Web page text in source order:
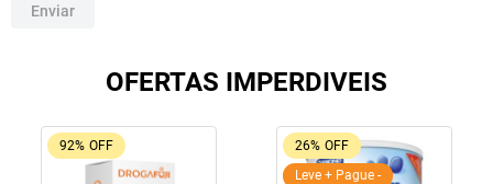
Enviar
OFERTAS IMPERDIVEIS
92% OFF 26% OFF
Leve + Pague -